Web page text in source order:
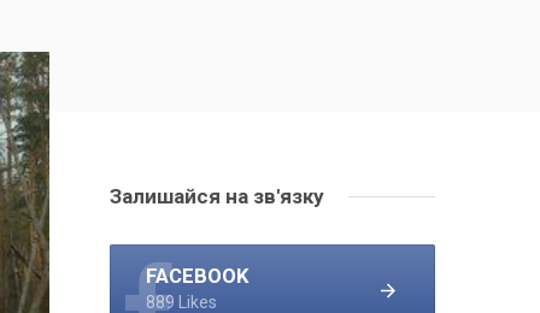
Залишайся на зв'язку
FACEBOOK
889 Likes